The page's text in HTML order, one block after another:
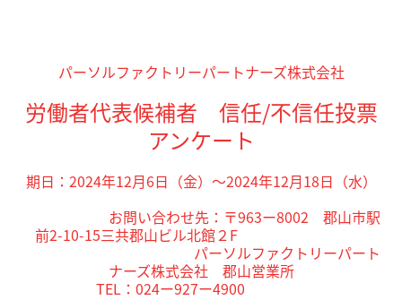
パーソルファクトリーパートナーズ株式会社
労働者代表候補者 信任/不信任投票
アンケート
期日：2024年12月6日（金）～2024年12月18日（水）
お問い合わせ先：〒963ー8002 郡山市駅
前2-10-15三共郡山ビル北館２F
パーソルファクトリーパート
ナーズ株式会社 郡山営業所
TEL：024ー927ー4900